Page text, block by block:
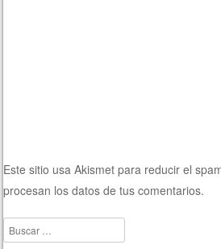
Este sitio usa Akismet para reducir el
procesan los datos de tus comentarios.
Buscar